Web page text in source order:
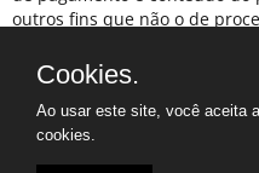
outros fins que não o de
para terceiros em hipótese
ESCLARECIMENTOS: NÃO
POSTOS DE ATENDIMENTO
AUTORIZADOS DA MARCA
CASO TENHA UM
Cookies.
Ao usar este site, você aceita
cookies.